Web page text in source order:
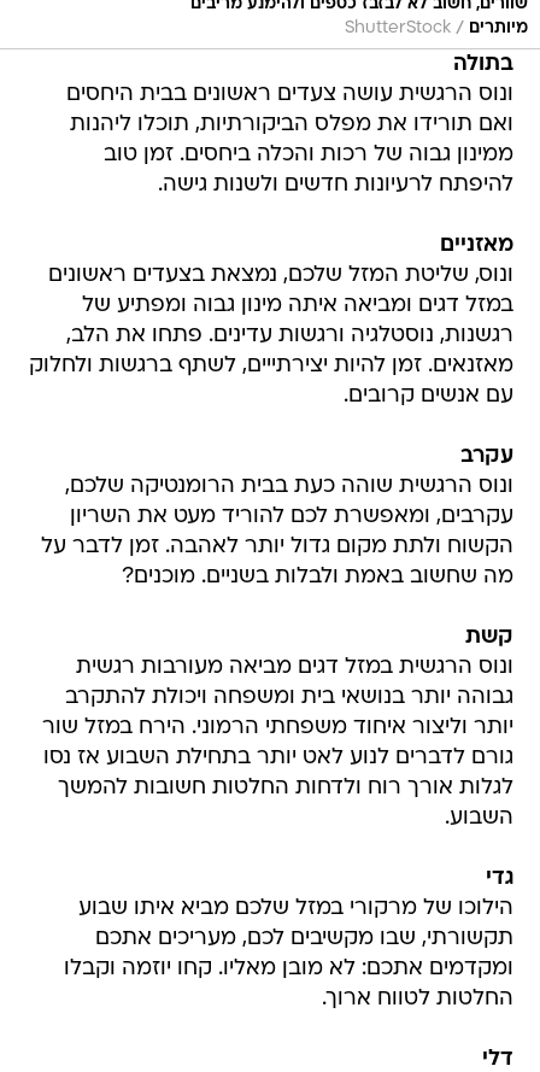
שוורים, חשוב לא לבזבז כספים ולהימנע מריבים
מיותרים
/
ShutterStock
בתולה
ונוס הרגשית עושה צעדים ראשונים בבית היחסים
ואם תורידו את מפלס הביקורתיות, תוכלו ליהנות
ממינון גבוה של רכות והכלה ביחסים. זמן טוב
להיפתח לרעיונות חדשים ולשנות גישה.
מאזניים
ונוס, שליטת המזל שלכם, נמצאת בצעדים ראשונים
במזל דגים ומביאה איתה מינון גבוה ומפתיע של
רגשנות, נוסטלגיה ורגשות עדינים. פתחו את הלב,
מאזנאים. זמן להיות יצירתייים, לשתף ברגשות ולחלוק
עם אנשים קרובים.
עקרב
ונוס הרגשית שוהה כעת בבית הרומנטיקה שלכם,
עקרבים, ומאפשרת לכם להוריד מעט את השריון
הקשוח ולתת מקום גדול יותר לאהבה. זמן לדבר על
מה שחשוב באמת ולבלות בשניים. מוכנים?
קשת
ונוס הרגשית במזל דגים מביאה מעורבות רגשית
גבוהה יותר בנושאי בית ומשפחה ויכולת להתקרב
יותר וליצור איחוד משפחתי הרמוני. הירח במזל שור
גורם לדברים לנוע לאט יותר בתחילת השבוע אז נסו
לגלות אורך רוח ולדחות החלטות חשובות להמשך
השבוע.
גדי
הילוכו של מרקורי במזל שלכם מביא איתו שבוע
תקשורתי, שבו מקשיבים לכם, מעריכים אתכם
ומקדמים אתכם: לא מובן מאליו. קחו יוזמה וקבלו
החלטות לטווח ארוך.
דלי